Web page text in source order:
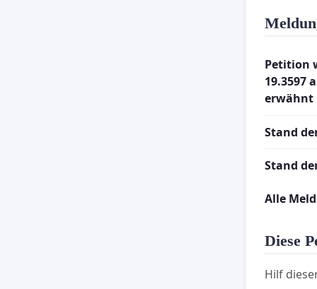
den
gegen
Gesetz
nur
Petition
19.3597
erwähnt
Stand
Stand
Alle
Diese
Hilf